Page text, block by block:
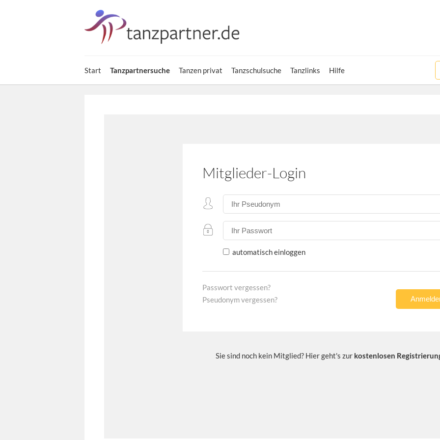
Start Tanzpartnersuche Tanzen privat Tanzschulsuche Tanzlinks Hilfe
Mitglieder-Login
automatisch einloggen
Passwort vergessen?
Pseudonym vergessen?
Sie sind noch kein Mitglied? Hier geht's zur kostenlosen